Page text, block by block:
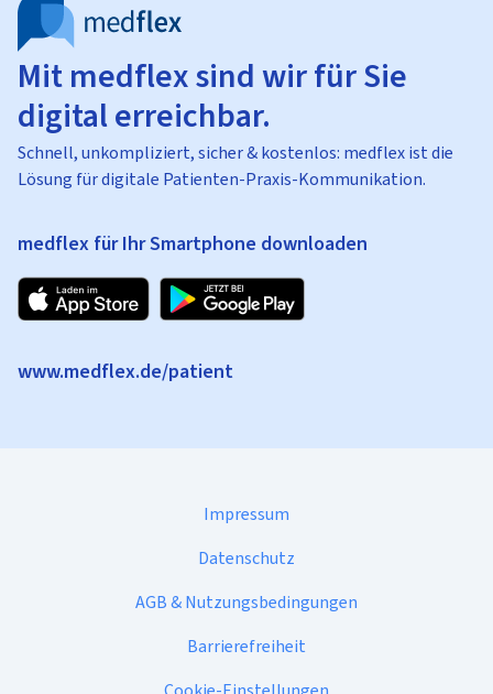
Mit medflex sind wir für Sie
digital erreichbar.
Schnell, unkompliziert, sicher & kostenlos: medflex ist die
Lösung für digitale Patienten-Praxis-Kommunikation.
medflex für Ihr Smartphone downloaden
www.medflex.de/patient
Impressum
Datenschutz
AGB & Nutzungsbedingungen
Barrierefreiheit